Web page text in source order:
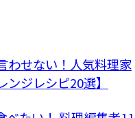
わせない！人気料理家
ジレシピ20選】